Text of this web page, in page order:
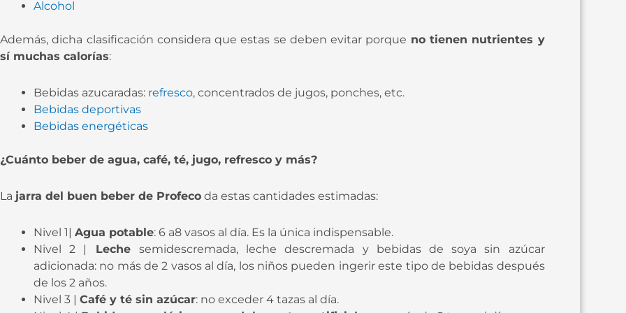
Alcohol
Además, dicha clasificación considera que estas se deben evitar porque no tienen nutrientes y
sí muchas calorías:
Bebidas azucaradas: refresco, concentrados de jugos, ponches, etc.
Bebidas deportivas
Bebidas energéticas
¿Cuánto beber de agua, café, té, jugo, refresco y más?
La jarra del buen beber de Profeco da estas cantidades estimadas:
Nivel 1| Agua potable: 6 a8 vasos al día. Es la única indispensable.
Nivel 2 |
Leche semidescremada, leche descremada y bebidas de soya sin azúcar
adicionada: no más de 2 vasos al día, los niños pueden ingerir este tipo de bebidas después
de los 2 años.
Nivel 3 | Café y té sin azúcar: no exceder 4 tazas al día.